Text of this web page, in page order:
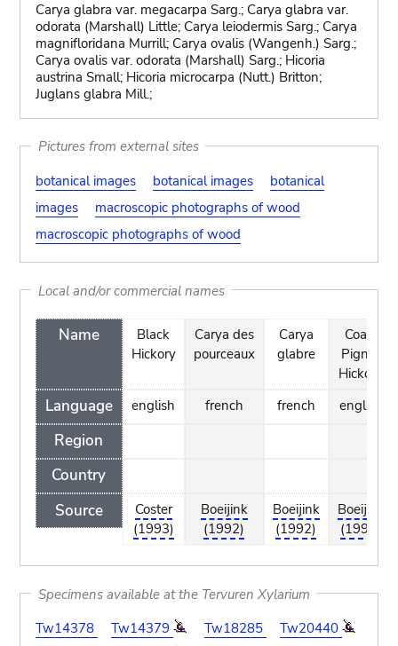
Carya glabra var. megacarpa Sarg.; Carya glabra var.
odorata (Marshall) Little; Carya leiodermis Sarg.; Carya
magnifloridana Murrill; Carya ovalis (Wangenh.) Sarg.;
Carya ovalis var. odorata (Marshall) Sarg.; Hicoria
austrina Small; Hicoria microcarpa (Nutt.) Britton;
Juglans glabra Mill.;
Pictures from external sites
botanical images
botanical images
botanical
images
macroscopic photographs of wood
macroscopic photographs of wood
Local and/or commercial names
Name
Language
Region
Country
Source
Black
Hickory
english
Coster
(1993)
Carya des
pourceaux
french
Boeijink
(1992)
Carya
glabre
french
Boeijink
(1992)
Coast
Pignut
Hickory
english
Boeijink
(1992)
Specimens available at the Tervuren Xylarium
Tw14378
Tw14379 Tw18285
Tw20440